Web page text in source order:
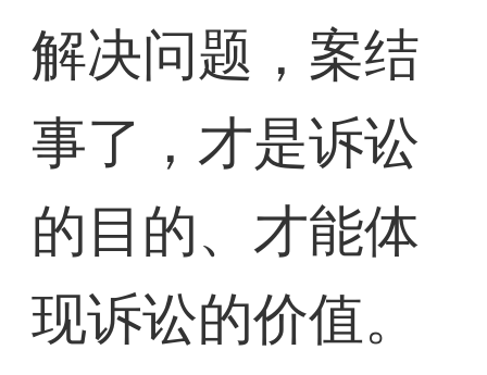
解决问题，案结
事了，才是诉讼
的目的、才能体
现诉讼的价值。